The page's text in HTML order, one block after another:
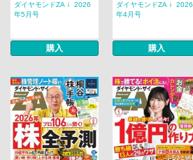
ダイヤモンドZAｉ 2026
年5月号
購入
ダイヤモンドZAｉ 2026
年4月号
購入